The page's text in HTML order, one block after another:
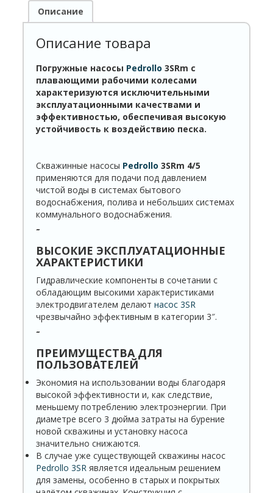
Описание
Описание товара
Погружные насосы Pedrollo 3SRm с
плавающими рабочими колесами
характеризуются исключительными
эксплуатационными качествами и
эффективностью, обеспечивая высокую
устойчивость к воздействию песка.
Скважинные насосы Pedrollo 3SRm 4/5
применяются для подачи под давлением
чистой воды в системах бытового
водоснабжения, полива и небольших системах
коммунального водоснабжения.
˜
ВЫСОКИЕ ЭКСПЛУАТАЦИОННЫЕ
ХАРАКТЕРИСТИКИ
Гидравлические компоненты в сочетании с
обладающим высокими характеристиками
электродвигателем делаютнасос 3SR
чрезвычайно эффективным в категории 3″.
˜
ПРЕИМУЩЕСТВА ДЛЯ
ПОЛЬЗОВАТЕЛЕЙ
Экономия на использовании воды благодаря
высокой эффективности и, как следствие,
меньшему потреблению электроэнергии. При
диаметре всего 3 дюйма затраты на бурение
новой скважины и установку насоса
значительно снижаются.
В случае уже существующей скважины насос
Pedrollo 3SR является идеальным решением
для замены, особенно в старых и покрытых